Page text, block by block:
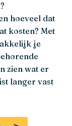
hoeveel dat
kosten? Met
je
zien wat er
langer vast